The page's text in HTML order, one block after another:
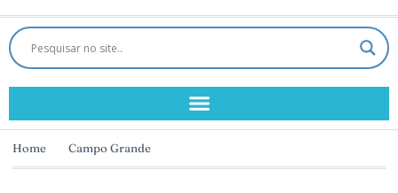
Home Campo Grande